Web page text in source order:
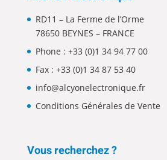
RD11 – La Ferme de l’Orme
78650 BEYNES – FRANCE
Phone : +33 (0)1 34 94 77 00
Fax : +33 (0)1 34 87 53 40
info@alcyonelectronique.fr
Conditions Générales de Vente
Vous recherchez ?